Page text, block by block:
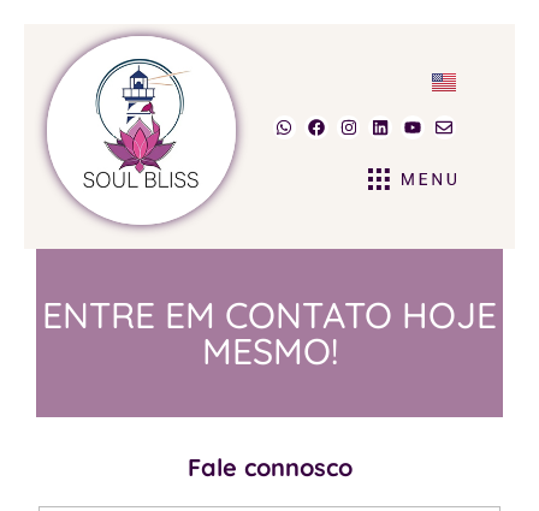
ENTRE EM CONTATO HOJE
MESMO!
Fale connosco